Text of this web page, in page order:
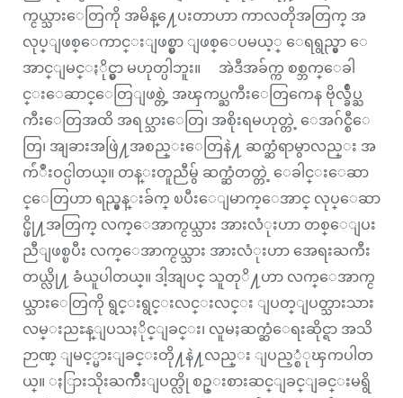
က္ငယ္သားေတြကို အမိန္႔ေပးတာဟာ ကာလတိုအတြက္ အ
လုပ္ျဖစ္ေကာင္းျဖစ္မွာ ျဖစ္ေပမယ့္ ေရရွည္မွာ ေ
အာင္ျမင္ႏိုင္မွာ မဟုတ္ပါဘူး။ အဲဒီအခ်က္က စစ္ဘက္ေခါ
င္းေဆာင္ေတြျဖစ္တဲ့ အၾကပ္ႀကီးေတြကေန ဗိုလ္ခ်ဳပ္ႀ
ကီးေတြအထိ အရပ္သားေတြ၊ အစိုးရမဟုတ္တဲ့ ေအဂ်င္စီေ
တြ၊ အျခားအဖြဲ႔အစည္းေတြနဲ႔ ဆက္ဆံရာမွာလည္း အ
က်ံဳးဝင္ပါတယ္။ တန္းတူညီမွ် ဆက္ဆံတတ္တဲ့ ေခါင္းေဆာ
င္ေတြဟာ ရည္မွန္းခ်က္ ၿပီးေျမာက္ေအာင္ လုပ္ေဆာ
င္ဖို႔အတြက္ လက္ေအာက္ငယ္သား အားလံုးဟာ တစ္ေျပး
ညီျဖစ္ၿပီး လက္ေအာက္ငယ္သား အားလံုးဟာ အေရးႀကီး
တယ္လို႔ ခံယူပါတယ္။ ဒါ့အျပင္ သူတုိ႔ဟာ လက္ေအာက္င
ယ္သားေတြကို ရွင္းရွင္းလင္းလင္း ျပတ္ျပတ္သားသား
လမ္းညႊန္ျပသႏိုင္ျခင္း၊ လူမႈဆက္ဆံေရးဆိုင္ရာ အသိ
ဉာဏ္ ျမင့္မားျခင္းတို႔နဲ႔လည္း ျပည့္စံုၾကပါတ
ယ္။ ႏြားသိုးႀကိဳးျပတ္လို စဥ္းစားဆင္ျခင္ျခင္းမရွိ